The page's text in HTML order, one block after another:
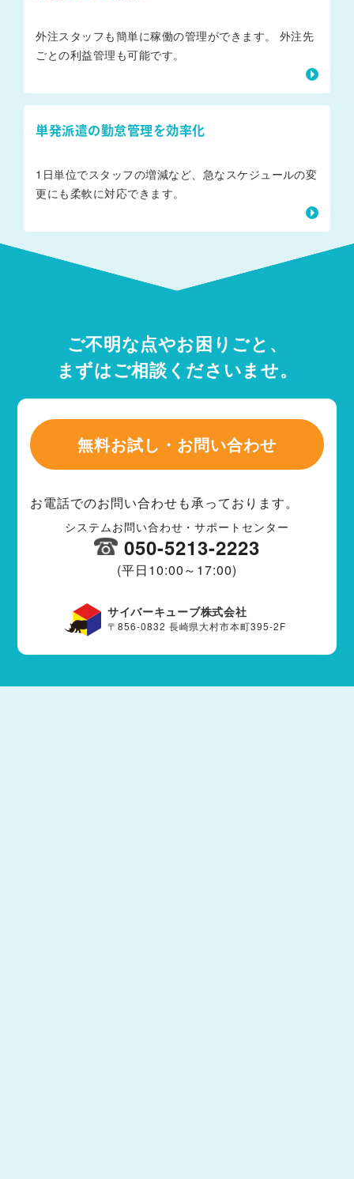
外注スタッフも簡単に稼働の管理ができます。 外注先
ごとの利益管理も可能です。
単発派遣の勤怠管理を効率化
1日単位でスタッフの増減など、急なスケジュールの変
更にも柔軟に対応できます。
ご不明な点やお困りごと、
まずはご相談くださいませ。
無料お試し・お問い合わせ
お電話でのお問い合わせも承っております。
システムお問い合わせ・サポートセンター
050-5213-2223
(平日10:00～17:00)
サイバーキューブ株式会社
〒856-0832 長崎県大村市本町395-2F